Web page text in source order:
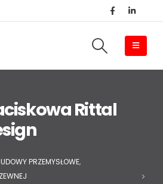
Rittal
PRZEMYSŁOWE,